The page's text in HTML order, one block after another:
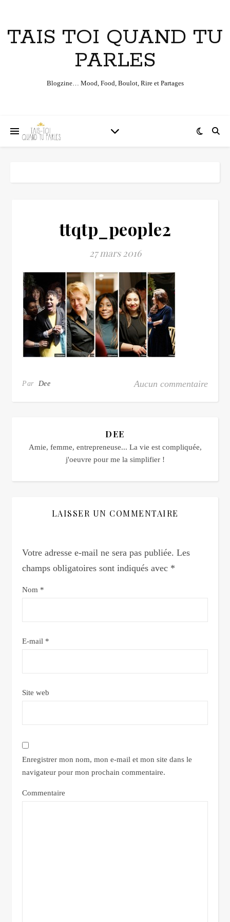
TAIS TOI QUAND TU
PARLES
Blogzine… Mood, Food, Boulot, Rire et Partages
ttqtp_people2
27 mars 2016
Par Dee Aucun commentaire
DEE
Amie, femme, entrepreneuse... La vie est compliquée,
j'oeuvre pour me la simplifier !
LAISSER UN COMMENTAIRE
Votre adresse e-mail ne sera pas publiée. Les
champs obligatoires sont indiqués avec *
Nom *
E-mail *
Site web
Enregistrer mon nom, mon e-mail et mon site dans le
navigateur pour mon prochain commentaire.
Commentaire